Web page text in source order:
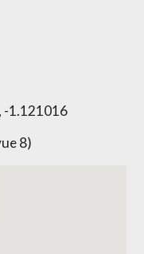
-1.121016
8)